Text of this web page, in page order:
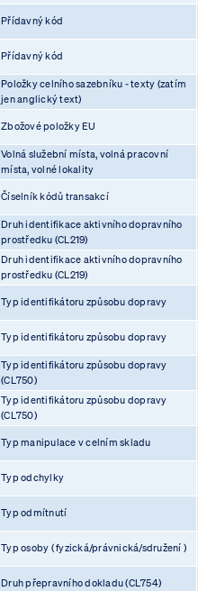
Přídavný kód
Přídavný kód
Položky celního sazebníku - texty (zatím
jen anglický text)
Zbožové položky EU
Volná služební místa, volná pracovní
místa, volné lokality
Číselník kódů transakcí
Druh identifikace aktivního dopravního
prostředku (CL219)
Druh identifikace aktivního dopravního
prostředku (CL219)
Typ identifikátoru způsobu dopravy
Typ identifikátoru způsobu dopravy
Typ identifikátoru způsobu dopravy
(CL750)
Typ identifikátoru způsobu dopravy
(CL750)
Typ manipulace v celním skladu
Typ odchylky
Typ odmítnutí
Typ osoby ( fyzická/právnická/sdružení )
Druh přepravního dokladu (CL754)